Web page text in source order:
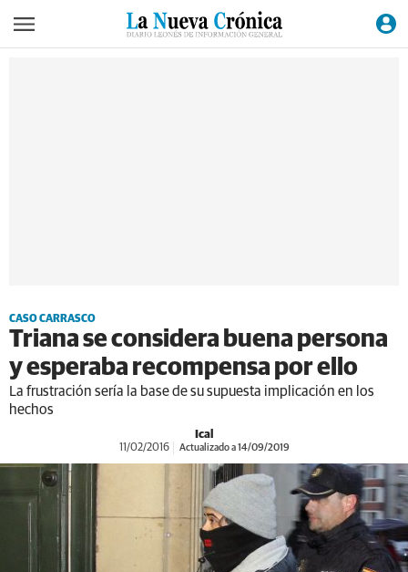
CASO CARRASCO
Triana se considera buena persona
y esperaba recompensa por ello
La frustración sería la base de su supuesta implicación en los
hechos
Ical
11/02/2016 Actualizado a 14/09/2019